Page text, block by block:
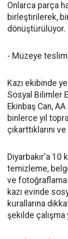
Onlarca parça
birleştirilerek,
dönüştürülüyor.
- Müzeye
Kazı ekibinde
Sosyal Bilimler
Ekinbaş Can,
binlerce yıl
çıkarttıklarını
Diyarbakır'a 10
temizleme,
ve fotoğraflama
kazı evinde
kurallarına
şekilde